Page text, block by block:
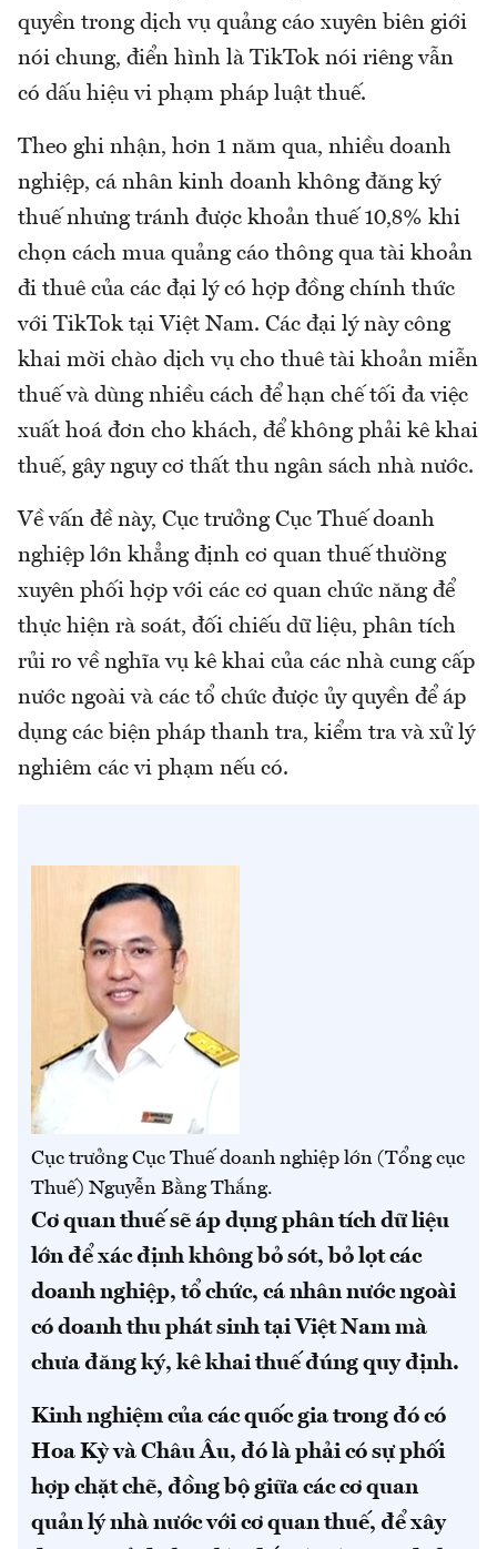
quyền trong dịch vụ quảng cáo xuyên biên giới
nói chung, điển hình là TikTok nói riêng vẫn
có dấu hiệu vi phạm pháp luật thuế.
Theo ghi nhận, hơn 1 năm qua, nhiều doanh
nghiệp, cá nhân kinh doanh không đăng ký
thuế nhưng tránh được khoản thuế 10,8% khi
chọn cách mua quảng cáo thông qua tài khoản
đi thuê của các đại lý có hợp đồng chính thức
với TikTok tại Việt Nam. Các đại lý này công
khai mời chào dịch vụ cho thuê tài khoản miễn
thuế và dùng nhiều cách để hạn chế tối đa việc
xuất hoá đơn cho khách, để không phải kê khai
thuế, gây nguy cơ thất thu ngân sách nhà nước.
Về vấn đề này, Cục trưởng Cục Thuế doanh
nghiệp lớn khẳng định cơ quan thuế thường
xuyên phối hợp với các cơ quan chức năng để
thực hiện rà soát, đối chiếu dữ liệu, phân tích
rủi ro về nghĩa vụ kê khai của các nhà cung cấp
nước ngoài và các tổ chức được ủy quyền để áp
dụng các biện pháp thanh tra, kiểm tra và xử lý
nghiêm các vi phạm nếu có.
Cục trưởng Cục Thuế doanh nghiệp lớn (Tổng cục
Thuế) Nguyễn Bằng Thắng.
Cơ quan thuế sẽ áp dụng phân tích dữ liệu
lớn để xác định không bỏ sót, bỏ lọt các
doanh nghiệp, tổ chức, cá nhân nước ngoài
có doanh thu phát sinh tại Việt Nam mà
chưa đăng ký, kê khai thuế đúng quy định.
Kinh nghiệm của các quốc gia trong đó có
Hoa Kỳ và Châu Âu, đó là phải có sự phối
hợp chặt chẽ, đồng bộ giữa các cơ quan
quản lý nhà nước với cơ quan thuế, để xây